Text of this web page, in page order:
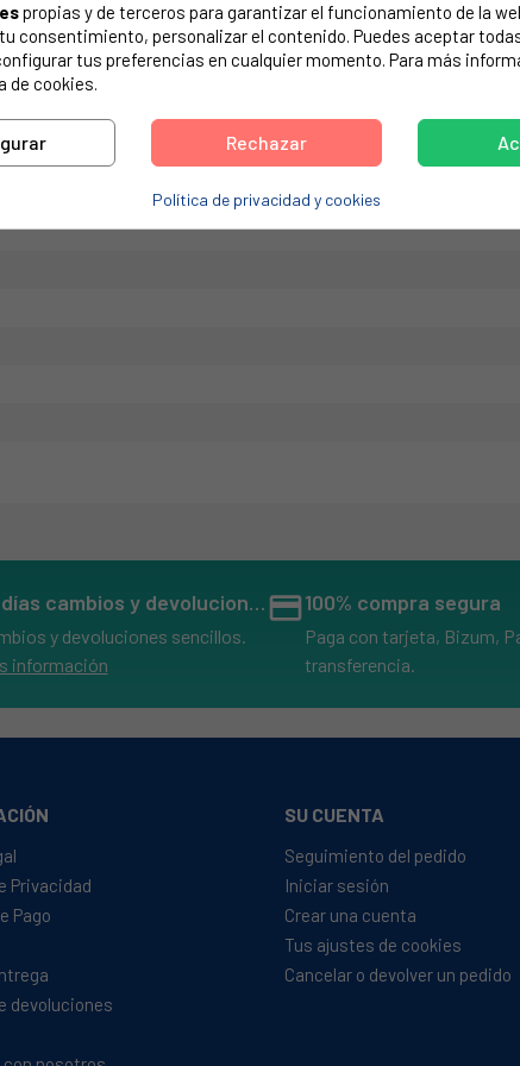
tu electrodoméstico. Suele estar formado por números y letras.
14 días cambios y devoluciones
y devoluciones sencillos.
información
credit_card100% compra segura
Paga con tarjeta, Bizum,
transferencia.
Privacidad
Pago
devoluciones
SU CUENTA
Seguimiento del pedido
Iniciar sesión
Crear una cuenta
Tus ajustes de cookies
Cancelar o devolver un pedido
propias y de terceros para garantizar el funcionamiento de la
consentimiento, personalizar el contenido. Puedes aceptar
tus preferencias en cualquier momento. Para más
de cookies.
Rechazar
Política de privacidad y cookies